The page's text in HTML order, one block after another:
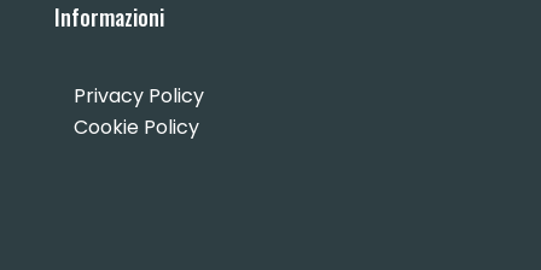
Informazioni
Privacy Policy
Cookie Policy